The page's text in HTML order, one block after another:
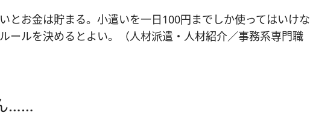
とお金は貯まる。小遣いを一日100円までしか使ってはいけな
ールを決めるとよい。（人材派遣・人材紹介／事務系専門職
……